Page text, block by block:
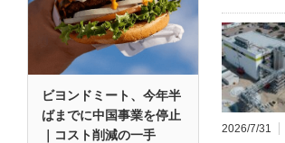
ビヨンドミート、今年半
ばまでに中国事業を停止
｜コスト削減の一手
2026/7/31